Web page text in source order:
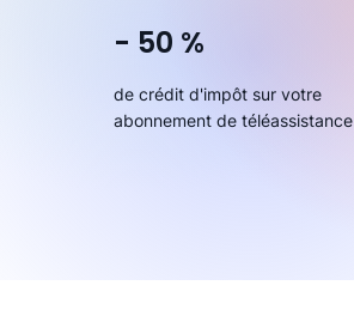
- 50 %
de crédit d'impôt sur votre
abonnement de téléassistance